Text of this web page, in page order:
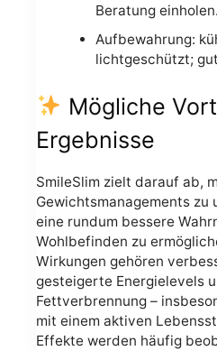
Beratung einholen.
Aufbewahrung:
lichtgeschützt;
Mögliche
Ergebnisse
SmileSlim zielt darauf ab,
Gewichtsmanagements zu
eine rundum bessere
Wohlbefinden zu
Wirkungen gehören
gesteigerte Energielevels
Fettverbrennung –
mit einem aktiven
Effekte werden häufig